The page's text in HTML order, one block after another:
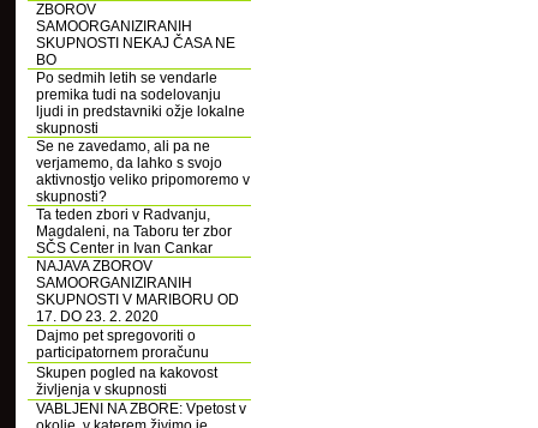
ZBOROV
SAMOORGANIZIRANIH
SKUPNOSTI NEKAJ ČASA NE
BO
Po sedmih letih se vendarle
premika tudi na sodelovanju
ljudi in predstavniki ožje lokalne
skupnosti
Se ne zavedamo, ali pa ne
verjamemo, da lahko s svojo
aktivnostjo veliko pripomoremo v
skupnosti?
Ta teden zbori v Radvanju,
Magdaleni, na Taboru ter zbor
SČS Center in Ivan Cankar
NAJAVA ZBOROV
SAMOORGANIZIRANIH
SKUPNOSTI V MARIBORU OD
17. DO 23. 2. 2020
Dajmo pet spregovoriti o
participatornem proračunu
Skupen pogled na kakovost
življenja v skupnosti
VABLJENI NA ZBORE: Vpetost v